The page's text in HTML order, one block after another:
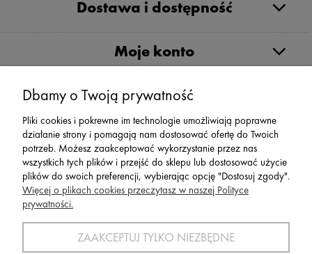
Dostawa i dostępność
Moje konto
Serwis
Zwroty,Reklamacje Wymiany
SPORT 2002 ||
dolnośląskie, NIP: 611-24-66-379 || E-
sport2002@onet.eutel:(75) 777 76 36
Dbamy o Twoją prywatność
Pliki cookies i pokrewne im technologie umożliwiają poprawne
działanie strony i pomagają nam dostosować ofertę do Twoich
potrzeb. Możesz zaakceptować wykorzystanie przez nas
wszystkich tych plików i przejść do sklepu lub dostosować użycie
plików do swoich preferencji, wybierając opcję "Dostosuj zgody".
Więcej o plikach cookies przeczytasz w naszej Polityce
prywatności.
ZAAKCEPTUJ TYLKO NIEZBĘDNE